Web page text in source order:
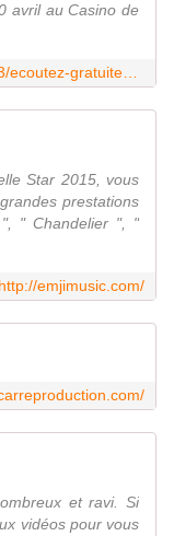
avril au Casino de
Star 2015, vous
prestations
" Chandelier ", "
http://emjimusic.com/
et ravi. Si
vidéos pour vous